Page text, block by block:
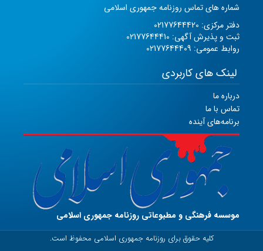
شماره های تماس روزنامه جمهوری اسلامی
دفتر مرکزی: 02177644420
ثبت و پذیرش آگهی: 02177644410
روابط عمومی: 02177644409
لینک های کاربردی
درباره ما
تماس با ما
برنامه‌های آینده
موسسه فرهنگی و مطبوعاتی روزنامه جمهوری اسلامی
کلیه حقوق برای روزنامه جمهوری اسلامی محفوظ است.